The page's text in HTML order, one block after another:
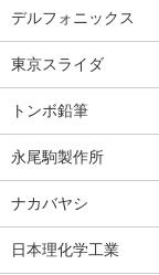
デルフォニックス
東京スライダ
トンボ鉛筆
永尾駒製作所
ナカバヤシ
日本理化学工業